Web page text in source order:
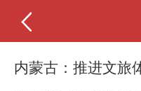
内蒙古：推进文旅